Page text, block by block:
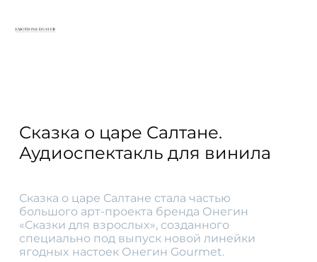
Сказка о царе Салтане стала частью
большого арт-проекта бренда Онегин
«Сказки для взрослыx», созданного
специально под выпуск новой линейки
ягодныx настоек Онегин Gourmet.
Сказка о царе Салтане.
Аудиоспектакль для винила